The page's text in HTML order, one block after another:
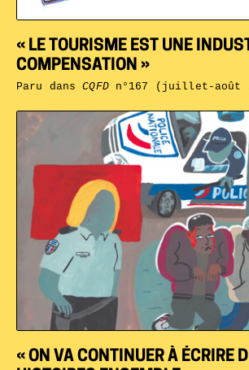
« ON VA CONTINUER À ÉCRIRE
« LE TOURISME EST UNE
COMPENSATION »
Paru dansCQFDn°167 (juillet-août